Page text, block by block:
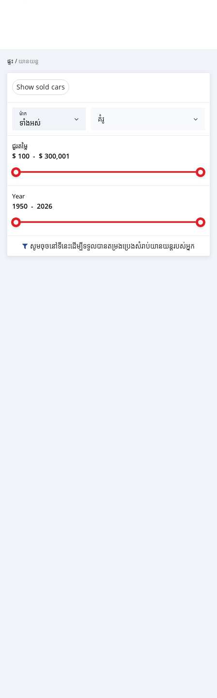
ផ្ទះ /យានយន្ត
Show sold cars
ម៉ាក
គំរូ
ជួរតម្លៃ
$ 100 - $ 300,001
Year
1950 - 2026
សូមចុចនៅទីនេះដើម្បីទទួលបានតម្រងប្រេងសំរាប់យានយន្តរបស់អ្នក